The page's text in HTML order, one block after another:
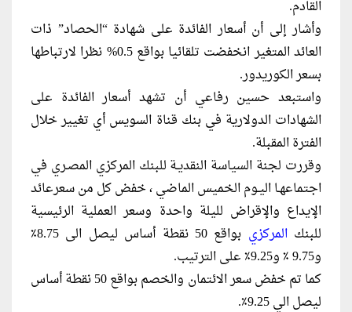
القادم.
وأشار إلى أن أسعار الفائدة على شهادة “الحصاد” ذات
العائد المتغير انخفضت تلقائيا بواقع 0.5% نظرا لارتباطها
بسعر الكوريدور.
واستبعد حسين رفاعي أن تشهد أسعار الفائدة على
الشهادات الدولارية في بنك قناة السويس أي تغيير خلال
الفترة المقبلة.
وقررت لجنة السياسة النقديـة للبنك المركزي المصـري في
اجتماعهـا اليـوم الخميس الماضي ، خفض كل من سعرعائد
الإيداع والإقراض لليلة واحدة وسعر العملية الرئيسية
للبنكالمركزي
بواقع 50 نقطة أساس ليصل الى 8.75٪
و9.75 ٪ و9.25٪ على الترتيب.
كما تم خفض سعر الائتمان والخصم بواقع 50 نقطة أساس
ليصل الي 9.25٪.